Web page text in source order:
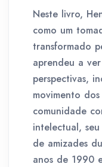
Neste livro,
como um
transformado
aprendeu a
perspectivas,
movimento
comunidade
intelectual,
de amizades
anos de 1990